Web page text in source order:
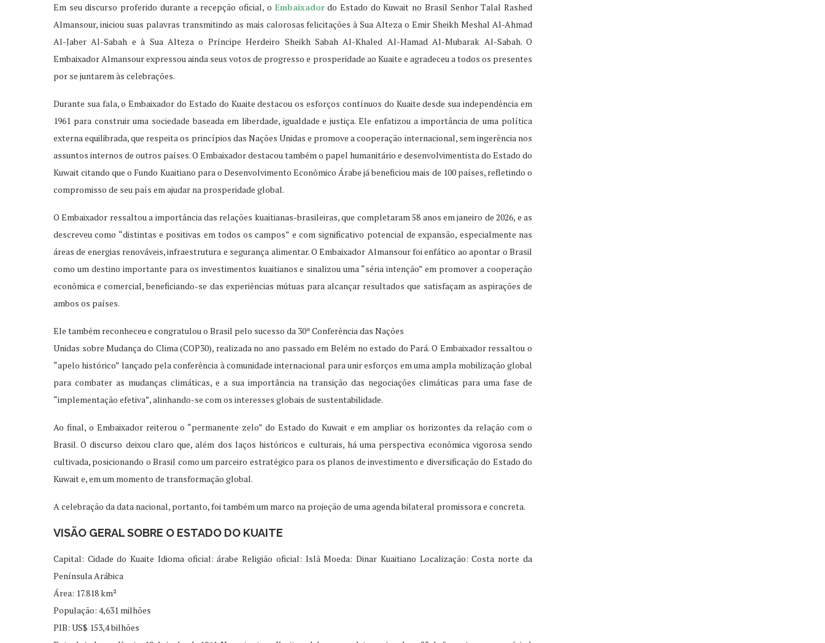
Em seu discurso proferido durante a recepção oficial, o Embaixador do Estado do Kuwait no Brasil Senhor Talal Rashed
Almansour, iniciou suas palavras transmitindo as mais calorosas felicitações à Sua Alteza o Emir Sheikh Meshal Al-Ahmad
Al-Jaber Al-Sabah e à Sua Alteza o Príncipe Herdeiro Sheikh Sabah Al-Khaled Al-Hamad Al-Mubarak Al-Sabah. O
Embaixador Almansour expressou ainda seus votos de progresso e prosperidade ao Kuaite e agradeceu a todos os presentes
por se juntarem às celebrações.
Durante sua fala, o Embaixador do Estado do Kuaite destacou os esforços contínuos do Kuaite desde sua independência em
1961 para construir uma sociedade baseada em liberdade, igualdade e justiça. Ele enfatizou a importância de uma política
externa equilibrada, que respeita os princípios das Nações Unidas e promove a cooperação internacional, sem ingerência nos
assuntos internos de outros países. O Embaixador destacou também o papel humanitário e desenvolvimentista do Estado do
Kuwait citando que o Fundo Kuaitiano para o Desenvolvimento Econômico Árabe já beneficiou mais de 100 países, refletindo o
compromisso de seu país em ajudar na prosperidade global.
O Embaixador ressaltou a importância das relações kuaitianas-brasileiras, que completaram 58 anos em janeiro de 2026, e as
descreveu como “distintas e positivas em todos os campos” e com significativo potencial de expansão, especialmente nas
áreas de energias renováveis, infraestrutura e segurança alimentar. O Embaixador Almansour foi enfático ao apontar o Brasil
como um destino importante para os investimentos kuaitianos e sinalizou uma “séria intenção” em promover a cooperação
econômica e comercial, beneficiando-se das experiências mútuas para alcançar resultados que satisfaçam as aspirações de
ambos os países.
Ele também reconheceu e congratulou o Brasil pelo sucesso da 30ª Conferência das Nações
Unidas sobre Mudança do Clima (COP30), realizada no ano passado em Belém no estado do Pará. O Embaixador ressaltou o
“apelo histórico” lançado pela conferência à comunidade internacional para unir esforços em uma ampla mobilização global
para combater as mudanças climáticas, e a sua importância na transição das negociações climáticas para uma fase de
“implementação efetiva”, alinhando-se com os interesses globais de sustentabilidade.
Ao final, o Embaixador reiterou o “permanente zelo” do Estado do Kuwait e em ampliar os horizontes da relação com o
Brasil. O discurso deixou claro que, além dos laços históricos e culturais, há uma perspectiva econômica vigorosa sendo
cultivada, posicionando o Brasil como um parceiro estratégico para os planos de investimento e diversificação do Estado do
Kuwait e, em um momento de transformação global.
A celebração da data nacional, portanto, foi também um marco na projeção de uma agenda bilateral promissora e concreta.
VISÃO GERAL SOBRE O ESTADO DO KUAITE
Capital: Cidade do Kuaite Idioma oficial: árabe Religião oficial: Islã Moeda: Dinar Kuaitiano Localização: Costa norte da
Península Arábica
Área: 17.818 km²
População: 4,631 milhões
PIB: US$ 153,4 bilhões